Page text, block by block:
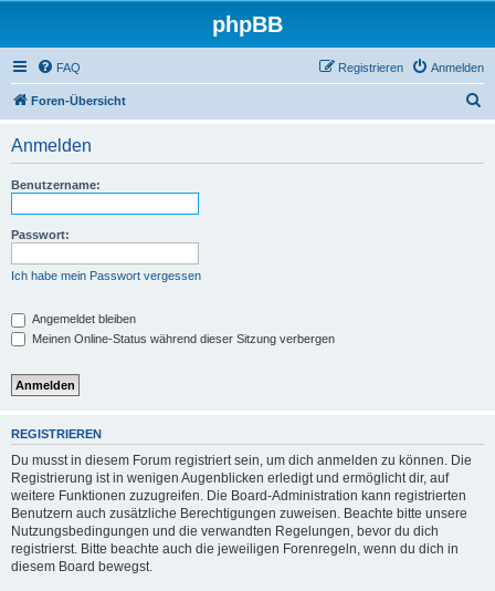
phpBB
FAQ Anmelden
Registrieren
Foren-Übersicht
Anmelden
Benutzername:
Passwort:
Ich habe mein Passwort vergessen
Angemeldet bleiben
Meinen Online-Status während dieser Sitzung verbergen
REGISTRIEREN
Du musst in diesem Forum registriert sein, um dich anmelden zu können. Die
Registrierung ist in wenigen Augenblicken erledigt und ermöglicht dir, auf
weitere Funktionen zuzugreifen. Die Board-Administration kann registrierten
Benutzern auch zusätzliche Berechtigungen zuweisen. Beachte bitte unsere
Nutzungsbedingungen und die verwandten Regelungen, bevor du dich
registrierst. Bitte beachte auch die jeweiligen Forenregeln, wenn du dich in
diesem Board bewegst.